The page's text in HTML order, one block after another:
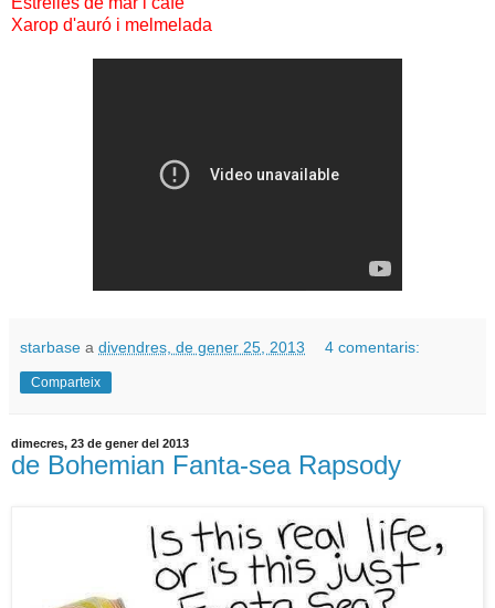
Xarop d'auró i melmelada
starbase a divendres, de gener 25, 2013 4 comentaris:
Comparteix
dimecres, 23 de gener del 2013
de Bohemian Fanta-sea Rapsody